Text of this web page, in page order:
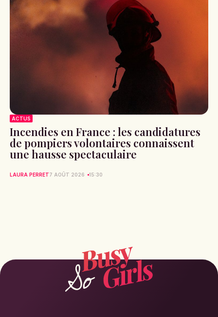
ACTUS
Incendies en France : les candidatures
de pompiers volontaires connaissent
une hausse spectaculaire
LAURA PERRET7 AOÛT 2026 15:30